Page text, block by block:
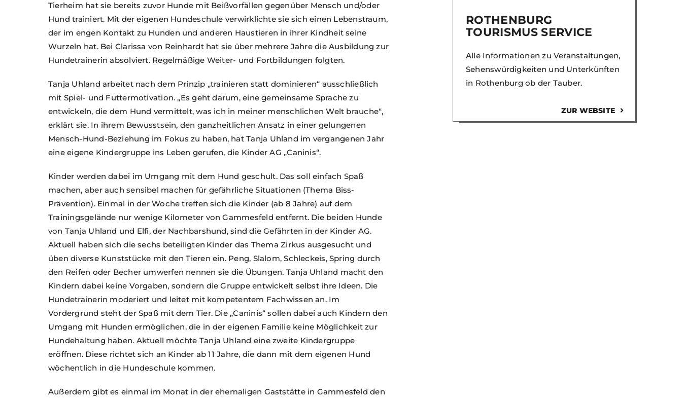
Tierheim hat sie bereits zuvor Hunde mit Beißvorfällen gegenüber Mensch und/oder
Hund trainiert. Mit der eigenen Hundeschule verwirklichte sie sich einen Lebenstraum,
der im engen Kontakt zu Hunden und anderen Haustieren in ihrer Kindheit seine
Wurzeln hat. Bei Clarissa von Reinhardt hat sie über mehrere Jahre die Ausbildung zur
Hundetrainerin absolviert. Regelmäßige Weiter- und Fortbildungen folgten.
Tanja Uhland arbeitet nach dem Prinzip „trainieren statt dominieren“ ausschließlich
mit Spiel- und Futtermotivation. „Es geht darum, eine gemeinsame Sprache zu
entwickeln, die dem Hund vermittelt, was ich in meiner menschlichen Welt brauche“,
erklärt sie. In ihrem Bewusstsein, den ganzheitlichen Ansatz in einer gelungenen
Mensch-Hund-Beziehung im Fokus zu haben, hat Tanja Uhland im vergangenen Jahr
eine eigene Kindergruppe ins Leben gerufen, die Kinder AG „Caninis“.
Kinder werden dabei im Umgang mit dem Hund geschult. Das soll einfach Spaß
machen, aber auch sensibel machen für gefährliche Situationen (Thema Biss-
Prävention). Einmal in der Woche treffen sich die Kinder (ab 8 Jahre) auf dem
Trainingsgelände nur wenige Kilometer von Gammesfeld entfernt. Die beiden Hunde
von Tanja Uhland und Elfi, der Nachbarshund, sind die Gefährten in der Kinder AG.
Aktuell haben sich die sechs beteiligten Kinder das Thema Zirkus ausgesucht und
üben diverse Kunststücke mit den Tieren ein. Peng, Slalom, Schleckeis, Spring durch
den Reifen oder Becher umwerfen nennen sie die Übungen. Tanja Uhland macht den
Kindern dabei keine Vorgaben, sondern die Gruppe entwickelt selbst ihre Ideen. Die
Hundetrainerin moderiert und leitet mit kompetentem Fachwissen an. Im
Vordergrund steht der Spaß mit dem Tier. Die „Caninis“ sollen dabei auch Kindern den
Umgang mit Hunden ermöglichen, die in der eigenen Familie keine Möglichkeit zur
Hundehaltung haben. Aktuell möchte Tanja Uhland eine zweite Kindergruppe
eröffnen. Diese richtet sich an Kinder ab 11 Jahre, die dann mit dem eigenen Hund
wöchentlich in die Hundeschule kommen.
Außerdem gibt es einmal im Monat in der ehemaligen Gaststätte in Gammesfeld den
ROTHENBURG
TOURISMUS SERVICE
Alle Informationen zu Veranstaltungen,
Sehenswürdigkeiten und Unterkünften
in Rothenburg ob der Tauber.
ZUR WEBSITE